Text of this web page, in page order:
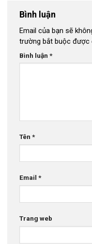
Bình luận
Email của bạn sẽ
trường bắt buộc được
Bình luận *
Tên *
Email *
Trang web